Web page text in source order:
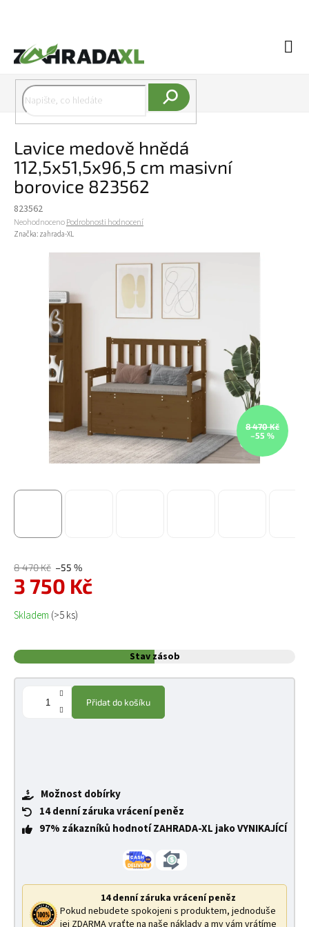
Lavice medově hnědá
112,5x51,5x96,5 cm masivní
borovice 823562
823562
Průměrné hodnocení produktu je 0,0 z 5 hvězdiček.
NeohodnocenoPodrobnosti hodnocení
Značka: zahrada-XL
8 470 Kč
–55 %
8 470 Kč –55 %
3 750 Kč
Měrná cena:
Skladem (>5 ks)
Stav zásob
Přidat do košíku
Možnost dobírky
14 denní záruka vrácení peněz
97% zákazníků hodnotí ZAHRADA-XL jako VYNIKAJÍCÍ
14 denní záruka vrácení peněz
Pokud nebudete spokojeni s produktem, jednoduše